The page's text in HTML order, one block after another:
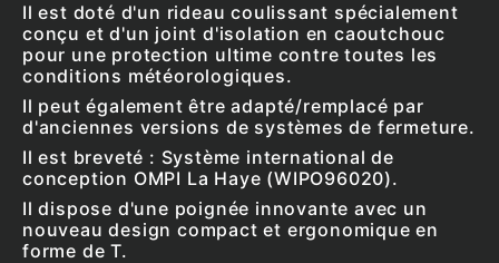
Il est doté d'un rideau coulissant spécialement
conçu et d'un joint d'isolation en caoutchouc
pour une protection ultime contre toutes les
conditions météorologiques.
Il peut également être adapté/remplacé par
d'anciennes versions de systèmes de fermeture.
Il est breveté : Système international de
conception OMPI La Haye (WIPO96020).
Il dispose d'une poignée innovante avec un
nouveau design compact et ergonomique en
forme de T.